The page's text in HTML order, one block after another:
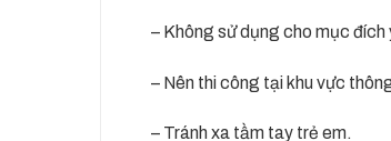
– Không sử dụng cho mục đích
– Nên thi công tại khu vực
– Tránh xa tầm tay trẻ em.